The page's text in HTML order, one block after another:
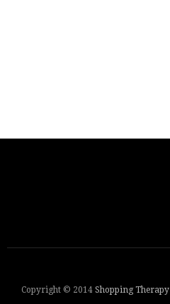
Copyright © 2014 Shopping Therapy